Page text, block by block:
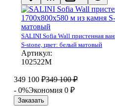
SALINI Sofia Wall пристенная
S-stone, цвет: белый матовый
Артикул:
102522М
349 100 ₽349 100 ₽
- 0%Экономия 0 ₽
Заказать